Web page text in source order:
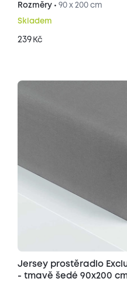
Rozměry • 90 x 200 cm
Skladem
239 Kč
Jersey prostěradlo Exclusive na vysokou matraci
- tmavě šedé 90x200